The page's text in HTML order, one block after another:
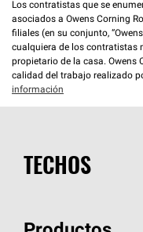
Los contratistas que se
asociados a Owens Corning
filiales (en su conjunto,
cualquiera de los contratistas
propietario de la casa. Owens
calidad del trabajo realizado
información
TECHOS